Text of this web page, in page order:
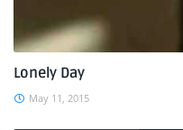
Lonely Day
May 11, 2015